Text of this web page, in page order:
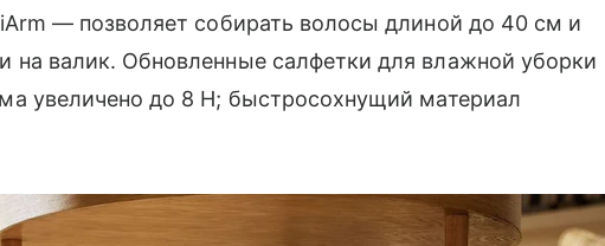
— позволяет собирать волосы длиной до 40 см и
на валик. Обновленные салфетки для влажной уборки
увеличено до 8 Н; быстросохнущий материал